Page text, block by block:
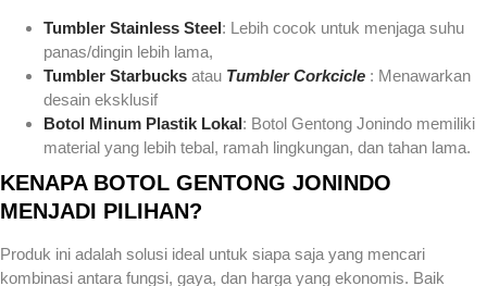
Tumbler Stainless Steel: Lebih cocok untuk menjaga suhu
panas/dingin lebih lama,
Tumbler Starbucks atau Tumbler Corkcicle : Menawarkan
desain eksklusif
Botol Minum Plastik Lokal: Botol Gentong Jonindo memiliki
material yang lebih tebal, ramah lingkungan, dan tahan lama.
KENAPA BOTOL GENTONG JONINDO
MENJADI PILIHAN?
Produk ini adalah solusi ideal untuk siapa saja yang mencari
kombinasi antara fungsi, gaya, dan harga yang ekonomis. Baik